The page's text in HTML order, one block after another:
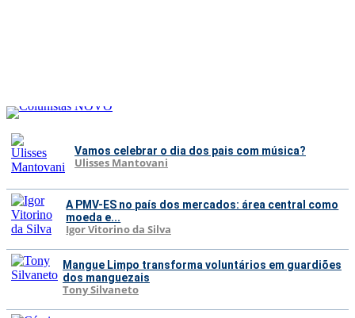
Vamos celebrar o dia dos pais com música?
Ulisses Mantovani
A PMV-ES no país dos mercados: área central como
moeda e...
Igor Vitorino da Silva
Mangue Limpo transforma voluntários em guardiões
dos manguezais
Tony Silvaneto